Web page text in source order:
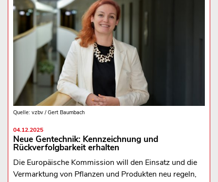
Quelle: vzbv / Gert Baumbach
04.12.2025
Neue Gentechnik: Kennzeichnung und
Rückverfolgbarkeit erhalten
Die Europäische Kommission will den Einsatz und die
Vermarktung von Pflanzen und Produkten neu regeln,